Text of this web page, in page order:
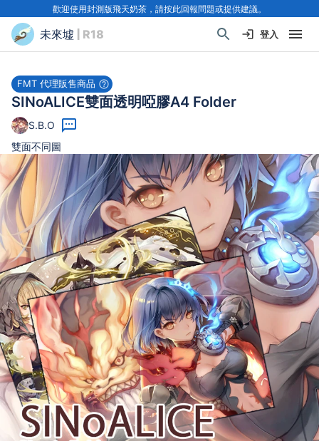
歡迎使用封測版飛天奶茶，請按此回報問題或提供建議。
未來墟 | R18 登入
FMT 代理販售商品
SINoALICE雙面透明啞膠A4 Folder
S.B.O
雙面不同圖